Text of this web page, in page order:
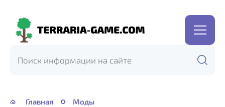
Terraria-
Главная Моды